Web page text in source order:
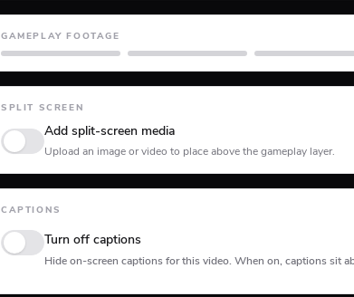
GAMEPLAY FOOTAGE
GTA 5 Minecraft Planet Coaster
SPLIT SCREEN
Add split-screen media
Upload an image or video to place above the gameplay layer.
CAPTIONS
Turn off captions
Hide on-screen captions for this video. When on, captions sit